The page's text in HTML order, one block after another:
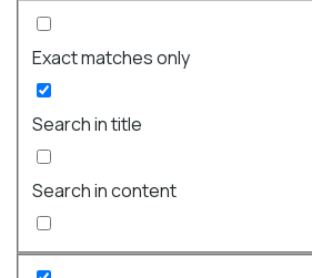
Exact matches only
Search in title
Search in content